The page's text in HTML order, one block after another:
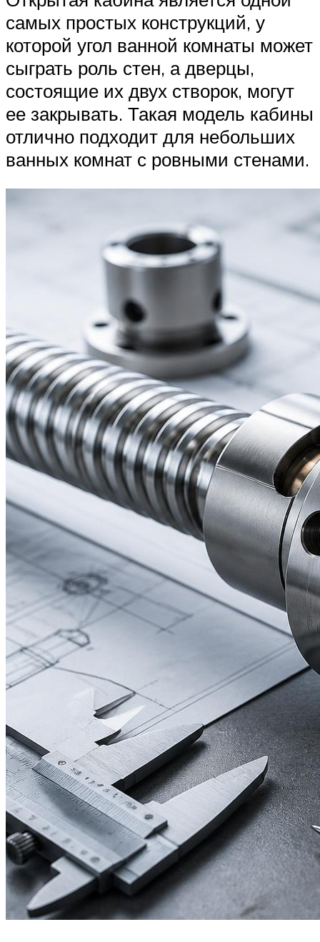
самых простых конструкций, у
которой угол ванной комнаты может
сыграть роль стен, а дверцы,
состоящие их двух створок, могут
ее закрывать. Такая модель кабины
отлично подходит для небольших
ванных комнат с ровными стенами.